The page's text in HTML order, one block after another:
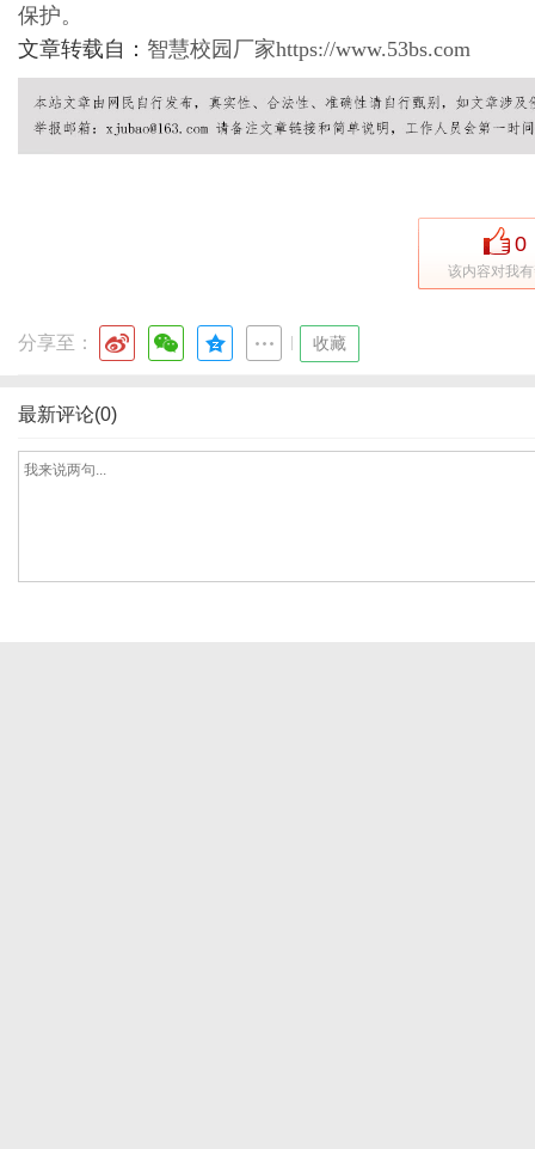
保护。
文章转载自： 智慧校园厂家https://www.53bs.com
0
该内容对我
分享至： 收藏
最新评论(0)